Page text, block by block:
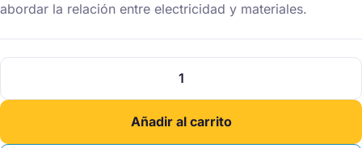
abordar la relación entre electricidad y materiales.
Conductivimetro
Solucion
Añadir al carrito